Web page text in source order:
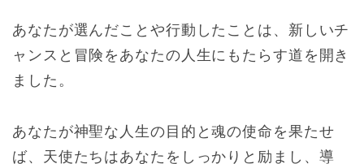
あなたが選んだことや行動したことは、新しいチ
ャンスと冒険をあなたの人生にもたらす道を開き
ました。
あなたが神聖な人生の目的と魂の使命を果たせ
ば、天使たちはあなたをしっかりと励まし、導